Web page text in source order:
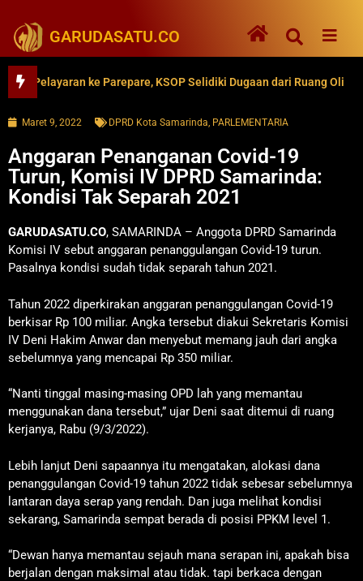
GARUDASATU.CO
ke Parepare, KSOP Selidiki Dugaan dari Ruang Oli
Maret 9, 2022 DPRD Kota Samarinda, PARLEMENTARIA
Anggaran Penanganan Covid-19
Turun, Komisi IV DPRD Samarinda:
Kondisi Tak Separah 2021
GARUDASATU.CO, SAMARINDA – Anggota DPRD Samarinda
Komisi IV sebut anggaran penanggulangan Covid-19 turun.
Pasalnya kondisi sudah tidak separah tahun 2021.
Tahun 2022 diperkirakan anggaran penanggulangan Covid-19
berkisar Rp 100 miliar. Angka tersebut diakui Sekretaris Komisi
IV Deni Hakim Anwar dan menyebut memang jauh dari angka
sebelumnya yang mencapai Rp 350 miliar.
“Nanti tinggal masing-masing OPD lah yang memantau
menggunakan dana tersebut,” ujar Deni saat ditemui di ruang
kerjanya, Rabu (9/3/2022).
Lebih lanjut Deni sapaannya itu mengatakan, alokasi dana
penanggulangan Covid-19 tahun 2022 tidak sebesar sebelumnya
lantaran daya serap yang rendah. Dan juga melihat kondisi
sekarang, Samarinda sempat berada di posisi PPKM level 1.
“Dewan hanya memantau sejauh mana serapan ini, apakah bisa
berjalan dengan maksimal atau tidak. tapi berkaca dengan